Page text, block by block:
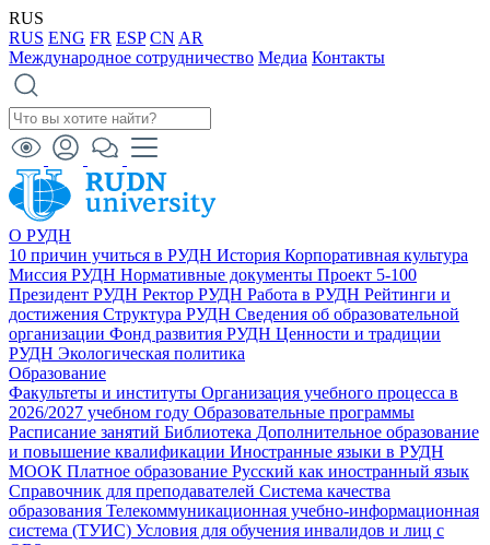
RUS
RUS ENG FR ESP CN AR
Международное сотрудничество Медиа Контакты
О РУДН
10 причин учиться в РУДН История Корпоративная культура
Миссия РУДН Нормативные документы Проект 5-100
Президент РУДН Ректор РУДН Работа в РУДН Рейтинги и
достижения Структура РУДН Сведения об образовательной
организации Фонд развития РУДН Ценности и традиции
РУДН Экологическая политика
Образование
Факультеты и институты Организация учебного процесса в
2026/2027 учебном году Образовательные программы
Расписание занятий Библиотека Дополнительное образование
и повышение квалификации Иностранные языки в РУДН
МООК Платное образование Русский как иностранный язык
Справочник для преподавателей Система качества
образования Телекоммуникационная учебно-информационная
система (ТУИС) Условия для обучения инвалидов и лиц с